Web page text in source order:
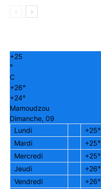
+25
°
C
+26°
+24°
Mamoudzou
Dimanche, 09
Lundi
+25°
Mardi
+25°
Mercredi
+25°
Jeudi
+26°
Vendredi
+26°